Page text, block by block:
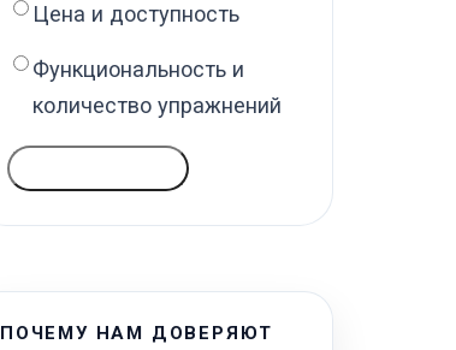
Цена и доступность
Функциональность и
количество упражнений
ПОЧЕМУ НАМ ДОВЕРЯЮТ